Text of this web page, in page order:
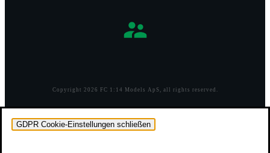
Copyright 2026 FC 1:14 Models ApS , all rights reserved.
GDPR Cookie-Einstellungen schließen